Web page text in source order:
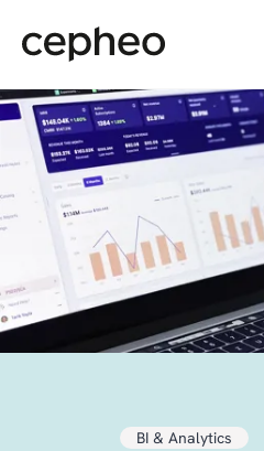
hovedinnhold
BI & Analytics